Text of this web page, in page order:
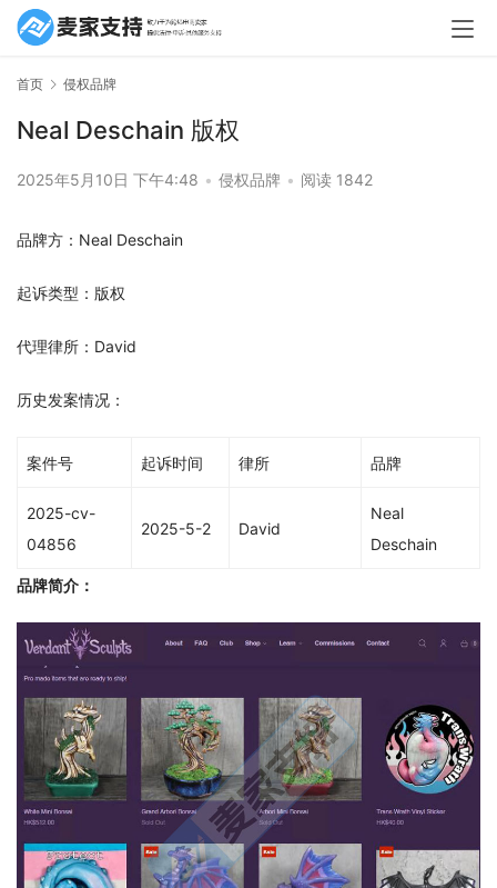
首页 侵权品牌
Neal Deschain 版权
2025年5月10日 下午4:48 • 侵权品牌 • 阅读 1842
品牌方：Neal Deschain
起诉类型：版权
代理律所：David
历史发案情况：
案件号 起诉时间 律所 品牌
2025-cv-
04856
2025-5-2 David
Neal
Deschain
品牌简介：